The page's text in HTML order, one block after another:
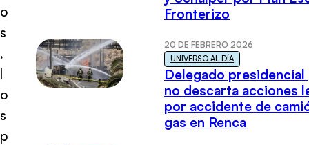
o
s
,
l
o
s
p
Fronterizo
20 DE FEBRERO 2026
UNIVERSO AL DÍA
Delegado presidencial
no descarta acciones
por accidente de
gas en Renca